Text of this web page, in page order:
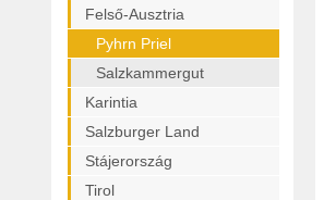
Felső-Ausztria
Pyhrn Priel
Salzkammergut
Karintia
Salzburger Land
Stájerország
Tirol